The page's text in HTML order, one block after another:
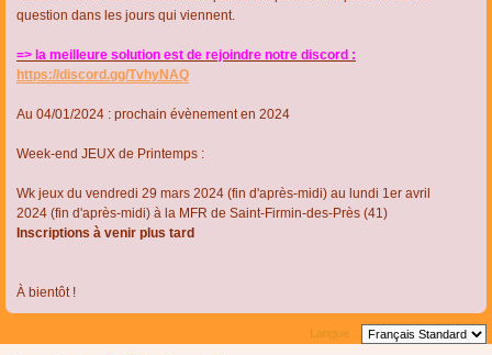
question dans les jours qui viennent.
=> la meilleure solution est de rejoindre notre discord :
https://discord.gg/TvhyNAQ
Au 04/01/2024 : prochain évènement en 2024
Week-end JEUX de Printemps :
Wk jeux du vendredi 29 mars 2024 (fin d'après-midi) au lundi 1er avril
2024 (fin d'après-midi) à la MFR de Saint-Firmin-des-Près (41)
Inscriptions à venir plus tard
À bientôt !
Langue :